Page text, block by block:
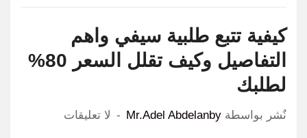
كيفية تتبع طلبية سيفي واهم
التفاصيل وكيف تقلل السعر 80%
لطلبك
نٌشر بواسطة Mr.Adel Abdelanby لا تعليقات